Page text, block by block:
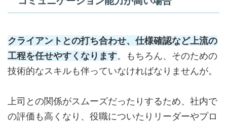
クライアントとの打ち合わせ、 仕様確認など上流の
工程を任せやすくなります。もちろん、そのための
技術的なスキルも伴っていなければなりませんが。
上司との関係がスムーズだったりするため、社内で
の評価も高くなり、役職についたりリーダーやプロ